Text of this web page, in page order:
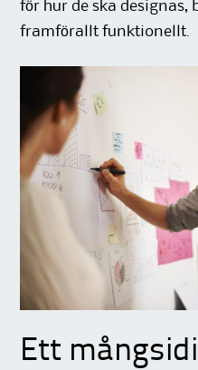
för hur de ska designas,
framförallt funktionellt.
Ett